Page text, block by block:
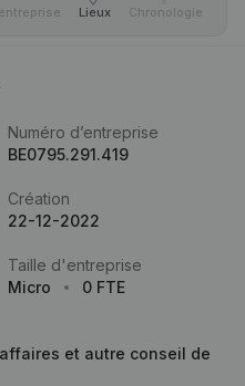
Lieux Chronologie
Numéro d’entreprise
BE0795.291.419
Création
22-12-2022
Taille d'entreprise
Micro
0 FTE
et autre conseil de